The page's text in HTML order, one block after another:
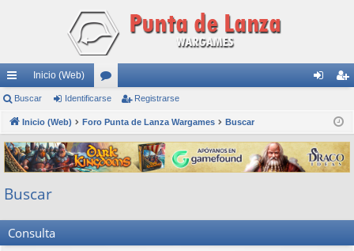
nl
ac
es
rá
pi
do
Inicio (Web)
or
os
fic
ar
ist
ra
rs
Buscar Identificarse Registrarse
Inicio (Web) Foro Punta de Lanza Wargames Buscar
Buscar
Consulta